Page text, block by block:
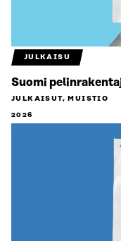
JULKAISU
Suomi
JULKAISUT, MUISTIO
2026